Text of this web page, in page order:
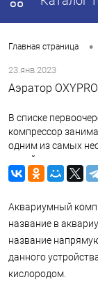
Главная страница •
23.янв.2023
Аэратор
В списке
компрессор
одним из самых
одной стороны, и
Аквариумный
название в
название
данного
кислородом.